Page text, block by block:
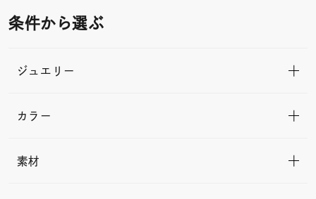
条件から選ぶ
ジュエリー
カラー
素材